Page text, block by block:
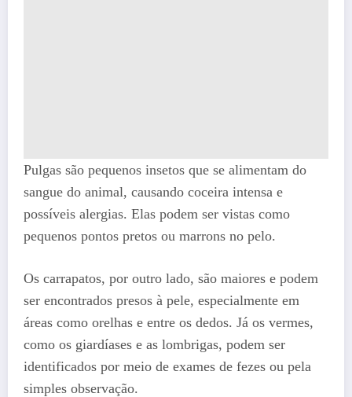
Pulgas são pequenos insetos que se alimentam do
sangue do animal, causando coceira intensa e
possíveis alergias. Elas podem ser vistas como
pequenos pontos pretos ou marrons no pelo.
Os carrapatos, por outro lado, são maiores e podem
ser encontrados presos à pele, especialmente em
áreas como orelhas e entre os dedos. Já os vermes,
como os giardíases e as lombrigas, podem ser
identificados por meio de exames de fezes ou pela
simples observação.